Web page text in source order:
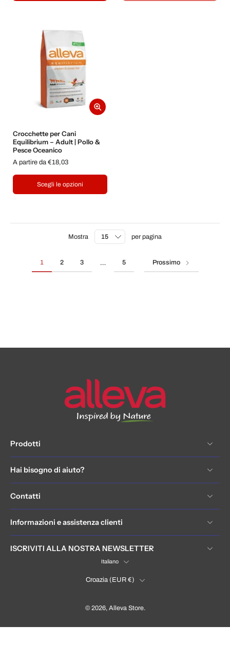
Crocchette per Cani
Equilibrium – Adult | Pollo &
Pesce Oceanico
A partire da €18,03
Scegli le opzioni
1 2 3 … 5 Prossimo
Mostra per pagina
Prodotti
Hai bisogno di aiuto?
Contatti
Informazioni e assistenza clienti
ISCRIVITI ALLA NOSTRA NEWSLETTER
Italiano
Croazia ‎(EUR €)‎
© 2026, Alleva Store.